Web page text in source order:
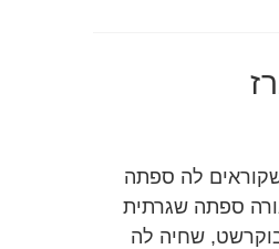
לה ספתה
ספתה שגרתית
בוקרשט, שחיה לה